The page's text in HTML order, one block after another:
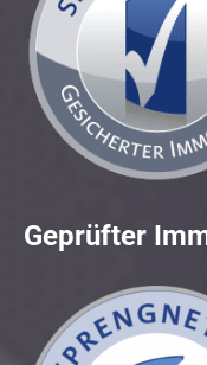
Geprüfter